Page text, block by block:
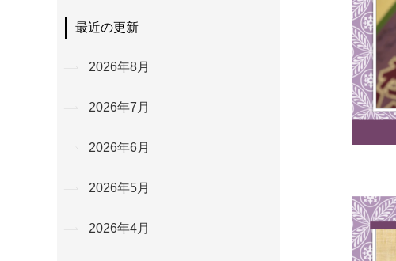
最近の更新
2026年8月
2026年7月
2026年6月
2026年5月
2026年4月